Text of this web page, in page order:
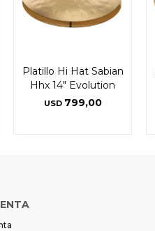
Platillo Hi Hat Sabian
Hhx 14" Evolution
USD 799,00